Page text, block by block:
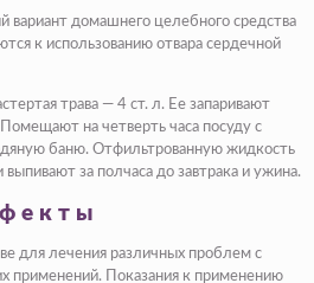
вариант домашнего целебного средства
к использованию отвара сердечной
трава — 4 ст. л. Ее запаривают
на четверть часа посуду с
баню. Отфильтрованную жидкость
за полчаса до завтрака и ужина.
для лечения различных проблем с
применений. Показания к применению